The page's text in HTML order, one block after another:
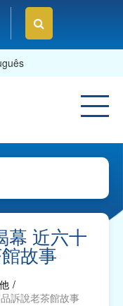
幕 近六十
故事
/
訴說老茶館故事